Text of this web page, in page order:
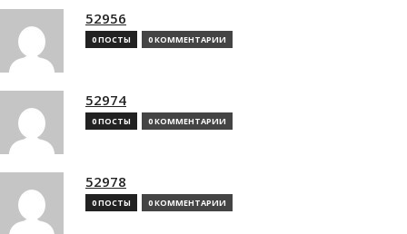
52956
0 ПОСТЫ 0 КОММЕНТАРИИ
52974
0 ПОСТЫ 0 КОММЕНТАРИИ
52978
0 ПОСТЫ 0 КОММЕНТАРИИ